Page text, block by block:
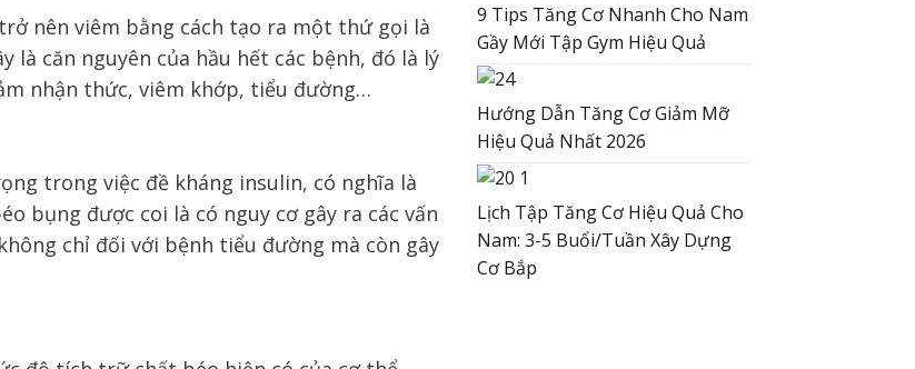
nên viêm bằng cách tạo ra một thứ gọi là
là căn nguyên của hầu hết các bệnh, đó là lý
nhận thức, viêm khớp, tiểu đường…
trong việc đề kháng insulin, có nghĩa là
bụng được coi là có nguy cơ gây ra các vấn
chỉ đối với bệnh tiểu đường mà còn gây
9 Tips Tăng Cơ Nhanh Cho Nam
Gầy Mới Tập Gym Hiệu Quả
Hướng Dẫn Tăng Cơ Giảm Mỡ
Hiệu Quả Nhất 2026
Lịch Tập Tăng Cơ Hiệu Quả Cho
Nam: 3-5 Buổi/Tuần Xây Dựng
Cơ Bắp